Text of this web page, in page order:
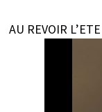
AU REVOIR